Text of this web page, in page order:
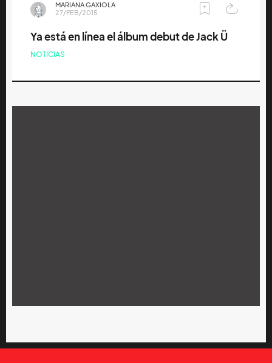
MARIANA GAXIOLA
27/FEB/2015
Ya está en línea el álbum debut de Jack Ü
NOTICIAS